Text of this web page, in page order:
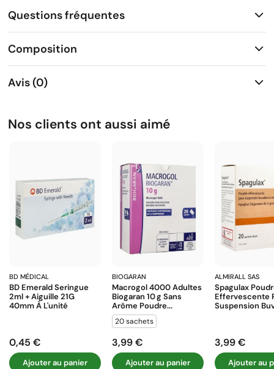
Questions fréquentes
Composition
Avis (0)
Nos clients ont aussi aimé
BD MÉDICAL
BD Emerald Seringue
2ml + Aiguille 21G
40mm À L'unité
Prix
0,45 €
Ajouter au panier
BIOGARAN
Macrogol 4000 Adultes
Biogaran 10 G Sans
Arôme Poudre...
20 sachets
Prix
3,99 €
Ajouter au panier
ALMIRALL SAS
Spagulax
Effervescente
Suspension
Prix
3,99 €
Ajouter au